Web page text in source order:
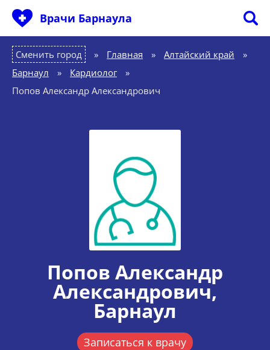
Врачи Барнаула
Сменить город Главная » Алтайский край
»
Барнаул
» Кардиолог
»
Попов Александр Александрович
Попов Александр
Александрович,
Барнаул
Записаться к врачу